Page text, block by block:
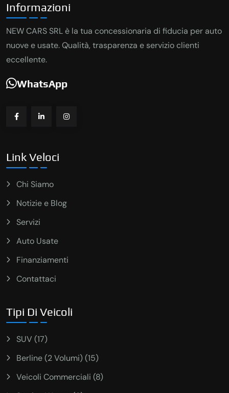
Informazioni
NEW CARS SRL è la tua concessionaria di fiducia per auto
nuove e usate. Qualità, trasparenza e servizio clienti
eccellente.
WhatsApp
Link Veloci
Chi Siamo
Notizie e Blog
Servizi
Auto Usate
Finanziamenti
Contattaci
Tipi Di Veicoli
SUV (17)
Berline (2 Volumi) (15)
Veicoli Commerciali (8)